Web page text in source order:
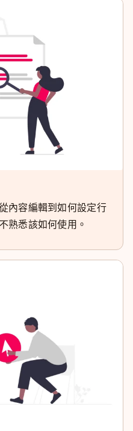
內容編輯到如何設定行
熟悉該如何使用。